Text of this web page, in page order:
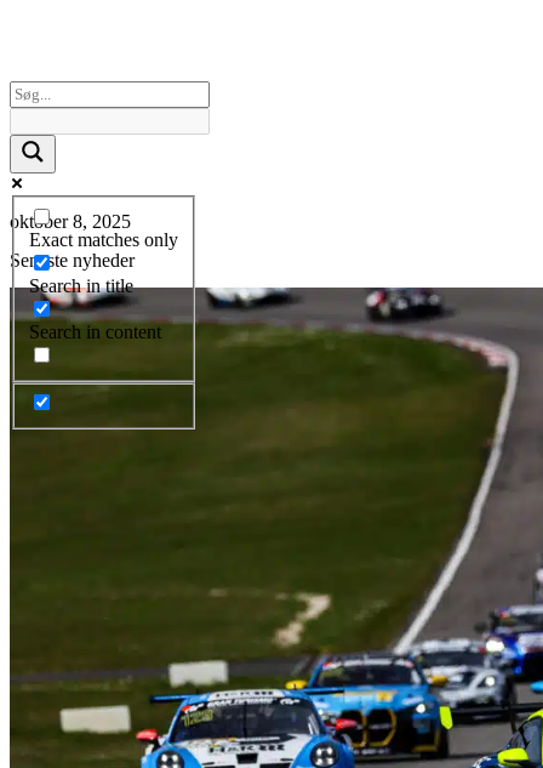
Exact matches only
Search in title
Search in content
oktober 8, 2025
Seneste nyheder